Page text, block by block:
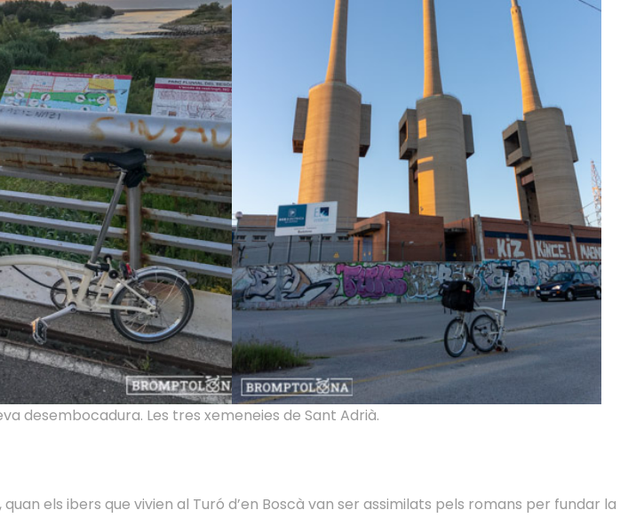
desembocadura. Les tres xemeneies de Sant Adrià.
quan els ibers que vivien al Turó d’en Boscà van ser assimilats pels romans per fundar la